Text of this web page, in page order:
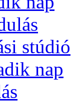
stú­dió
nap